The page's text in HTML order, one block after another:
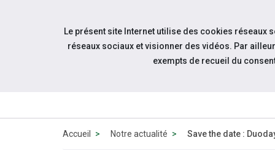
Aller au contenu
Accueil Notre actualité Save the date :
Le présent site Internet utilise des cookies réseaux
réseaux sociaux et visionner des vidéos. Par
exempts de recueil du